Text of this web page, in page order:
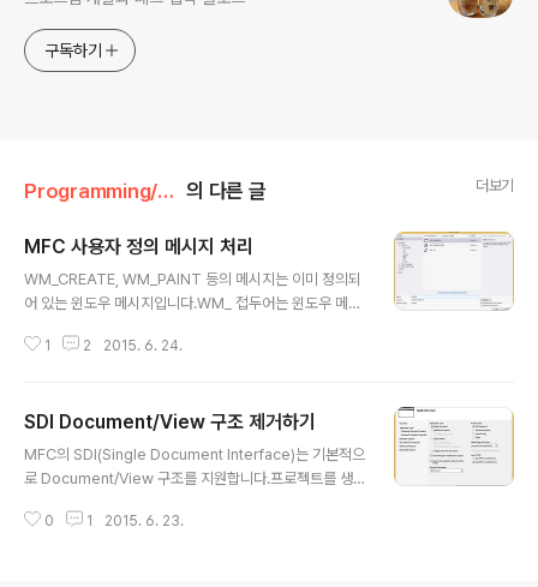
구독하기
Programming/Win32&MFC&COM 의 다른 글 더보기
MFC 사용자 정의 메시지 처리
WM_CREATE, WM_PAINT 등의 메시지는 이미 정의되
어 있는 윈도우 메시지입니다.WM_ 접두어는 윈도우 메시
외에 사용자가 정의한 메시지를 처리할 경우도 존재합니
ed로 변경하고 Finish를 눌러서 생성합니다.Dlg.cpp(앞
에 프로젝트명이 붙습니다.) 파일에 Message Map이 정
의되어 있습니다. BEGIN_MESSAGE_MAP(CUMTest
WM_PAINT() ON_WM_QUERYDRAGICON() END_
1 2 2015. 6. 24.
SDI Document/View 구조 제거하기
MFC의 SDI(Single Document Interface)는 기본적으
로 Document/View 구조를 지원합니다.프로젝트를 생
반으로 생성할 수 있습니다.자동으로 생성되는 Doc/View
0 1 2015. 6. 23.